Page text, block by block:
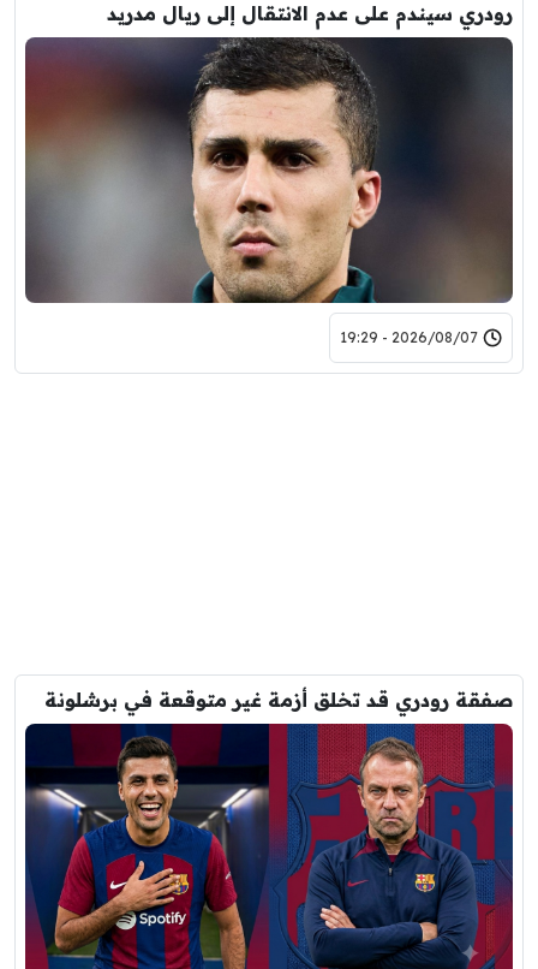
رودري سيندم على عدم الانتقال إلى ريال مدريد
2026/08/07 - 19:29
صفقة رودري قد تخلق أزمة غير متوقعة في برشلونة